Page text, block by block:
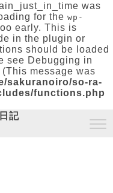
was
for the wp-
early. This is
in the plugin or
should be loaded
see Debugging in
message was
sakuranoiro/so-ra-
functions.php
記